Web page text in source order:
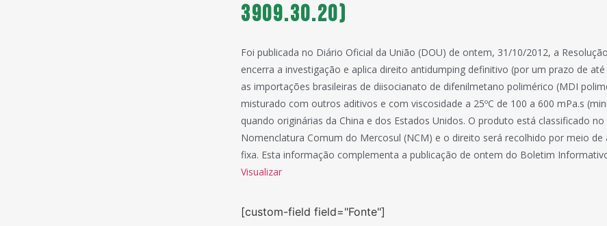
3909.30.20)
Foi publicada no Diário Oficial da União (DOU) de ontem, 31/10/2012, a
encerra a investigação e aplica direito antidumping definitivo (por um prazo de
as importações brasileiras de diisocianato de difenilmetano polimérico (MDI
misturado com outros aditivos e com viscosidade a 25ºC de 100 a 600 mPa.s
quando originárias da China e dos Estados Unidos. O produto está classificado
Nomenclatura Comum do Mercosul (NCM) e o direito será recolhido por meio de
fixa. Esta informação complementa a publicação de ontem do Boletim
Visualizar
[custom-field field="Fonte"]